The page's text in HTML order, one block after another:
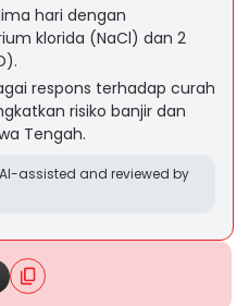
hari dengan
klorida (NaCl) dan 2
respons terhadap curah
risiko banjir dan
Tengah.
assisted and reviewed by